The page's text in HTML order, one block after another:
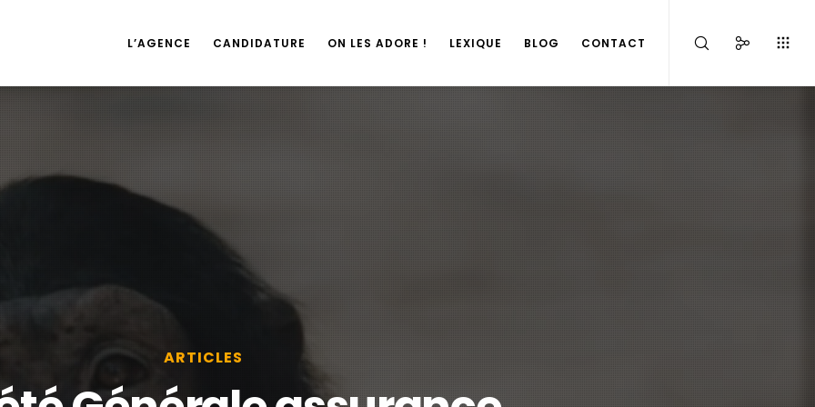
L’AGENCE CANDIDATURE ON LES ADORE ! LEXIQUE BLOG CONTACT
ARTICLES